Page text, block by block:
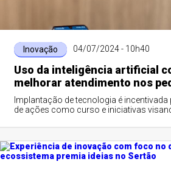
Inovação 04/07/2024 - 10h40
Uso da inteligência artificial
melhorar atendimento nos
Implantação de tecnologia é
de ações como curso e iniciativas